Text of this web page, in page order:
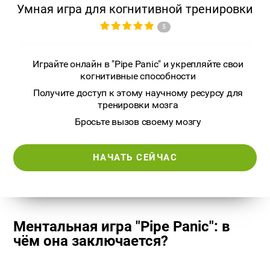
Умная игра для когнитивной тренировки
5
Играйте онлайн в "Pipe Panic" и укрепляйте свои
когнитивные способности
Получите доступ к этому научному ресурсу для
тренировки мозга
Бросьте вызов своему мозгу
НАЧАТЬ СЕЙЧАС
Ментальная игра "Pipe Panic": в
чём она заключается?